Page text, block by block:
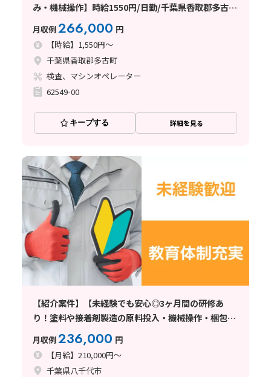
み・機械操作】時給1550円/日勤/千葉県香取郡多古
町/土日祝休み/空調完備/未経験OK/残業少なめ/住み
込みWORKも大歓迎です
月収例266,000 円
【時給】1,550円～
千葉県香取郡多古町
検査、マシンオペレーター
62549-00
キープする 詳細を見る
【紹介案件】【未経験でも安心◎3ヶ月間の研修あ
り！塗料や接着剤製造の原料投入・機械操作・梱包】
月給21万円/3交替/千葉県八千代市/土日休み/寮完備/
フォークリフトの資格取得支援制度
月収例236,000 円
【月給】210,000円～
千葉県八千代市